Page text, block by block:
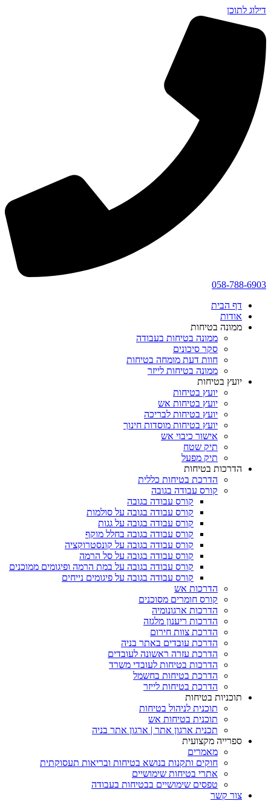
דילוג לתוכן
058-788-6903
דף הבית
אודות
ממונה בטיחות
ממונה בטיחות בעבודה
סקר סיכונים
חוות דעת מומחה בטיחות
ממונה בטיחות לייזר
יועץ בטיחות
יועץ בטיחות
יועץ בטיחות אש
יועץ בטיחות לבריכה
יועץ בטיחות מוסדות חינוך
אישור כיבוי אש
תיק שטח
תיק מפעל
הדרכות בטיחות
הדרכת בטיחות כללית
קורס עבודה בגובה
קורס עבודה בגובה
קורס עבודה בגובה על סולמות
קורס עבודה בגובה על גגות
קורס עבודה בגובה בחלל מוקף
קורס עבודה בגובה על קונסטרוקציה
קורס עבודה בגובה על סל הרמה
קורס עבודה בגובה על במת הרמה ופיגומים ממוכנים
קורס עבודה בגובה על פיגומים נייחים
הדרכות אש
קורס חומרים מסוכנים
הדרכות ארגונומיה
הדרכות ריענון מלגזה
הדרכת צוות חירום
הדרכת עובדים באתר בניה
הדרכת עזרה ראשונה לעובדים
הדרכות בטיחות לעובדי משרד
הדרכת בטיחות בחשמל
הדרכת בטיחות לייזר
תוכניות בטיחות
תוכנית לניהול בטיחות
תוכנית בטיחות אש
תכנית ארגון אתר | ארגון אתר בניה
ספרייה מקצועית
מאמרים
חוקים ותקנות בנושא בטיחות ובריאות תעסוקתית
אתרי בטיחות שימושיים
טפסים שימושיים בבטיחות בעבודה
צור קשר